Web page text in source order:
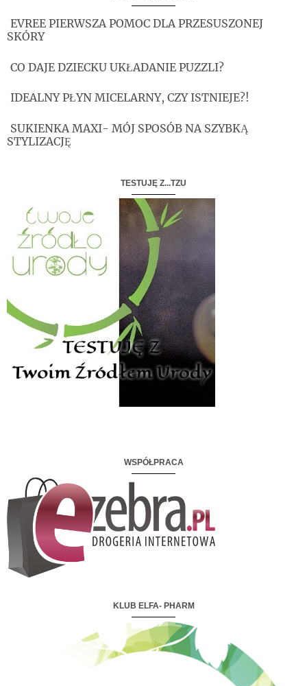
EVREE PIERWSZA POMOC DLA PRZESUSZONEJ
SKÓRY
CO DAJE DZIECKU UKŁADANIE PUZZLI?
IDEALNY PŁYN MICELARNY, CZY ISTNIEJE?!
SUKIENKA MAXI- MÓJ SPOSÓB NA SZYBKĄ
STYLIZACJĘ
TESTUJĘ Z...TZU
WSPÓŁPRACA
KLUB ELFA- PHARM